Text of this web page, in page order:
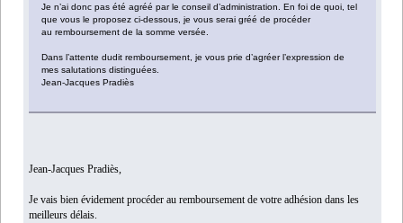
Je n’ai donc pas été agréé par le conseil d’administration. En foi de quoi, tel
que vous le proposez ci-dessous, je vous serai gréé de procéder
au remboursement de la somme versée.
Dans l’attente dudit remboursement, je vous prie d’agréer l’expression de
mes salutations distinguées.
Jean-Jacques Pradiès
Jean-Jacques Pradiès,
Je vais bien évidement procéder au remboursement de votre adhésion dans les
meilleurs délais.